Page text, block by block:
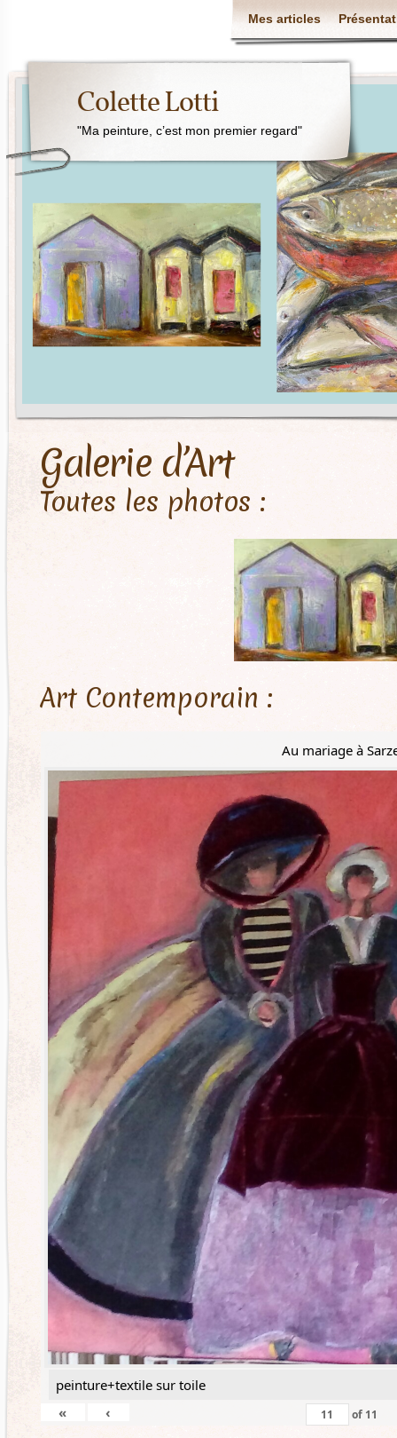
Mes articles
Colette Lotti
"Ma peinture, c’est mon premier regard"
Galerie d’Art
Toutes les photos :
Art Contemporain :
Au mariage à
peinture+textile sur toile
«
‹ of 11